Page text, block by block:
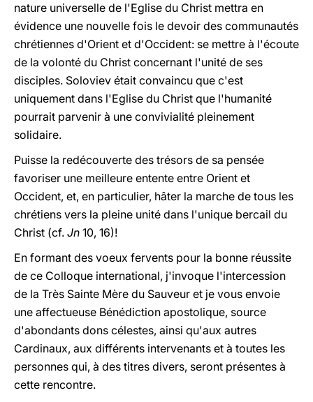
nature universelle de l'Eglise du Christ mettra en
évidence une nouvelle fois le devoir des communautés
chrétiennes d'Orient et d'Occident: se mettre à l'écoute
de la volonté du Christ concernant l'unité de ses
disciples. Soloviev était convaincu que c'est
uniquement dans l'Eglise du Christ que l'humanité
pourrait parvenir à une convivialité pleinement
solidaire.
Puisse la redécouverte des trésors de sa pensée
favoriser une meilleure entente entre Orient et
Occident, et, en particulier, hâter la marche de tous les
chrétiens vers la pleine unité dans l'unique bercail du
Christ (cf. Jn 10, 16)!
En formant des voeux fervents pour la bonne réussite
de ce Colloque international, j'invoque l'intercession
de la Très Sainte Mère du Sauveur et je vous envoie
une affectueuse Bénédiction apostolique, source
d'abondants dons célestes, ainsi qu'aux autres
Cardinaux, aux différents intervenants et à toutes les
personnes qui, à des titres divers, seront présentes à
cette rencontre.